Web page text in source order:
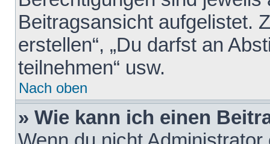
Beitragsansicht aufgelistet.
erstellen“, „Du darfst an
teilnehmen“ usw.
Nach oben
» Wie kann ich einen